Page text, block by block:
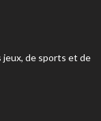
jeux, de sports et de